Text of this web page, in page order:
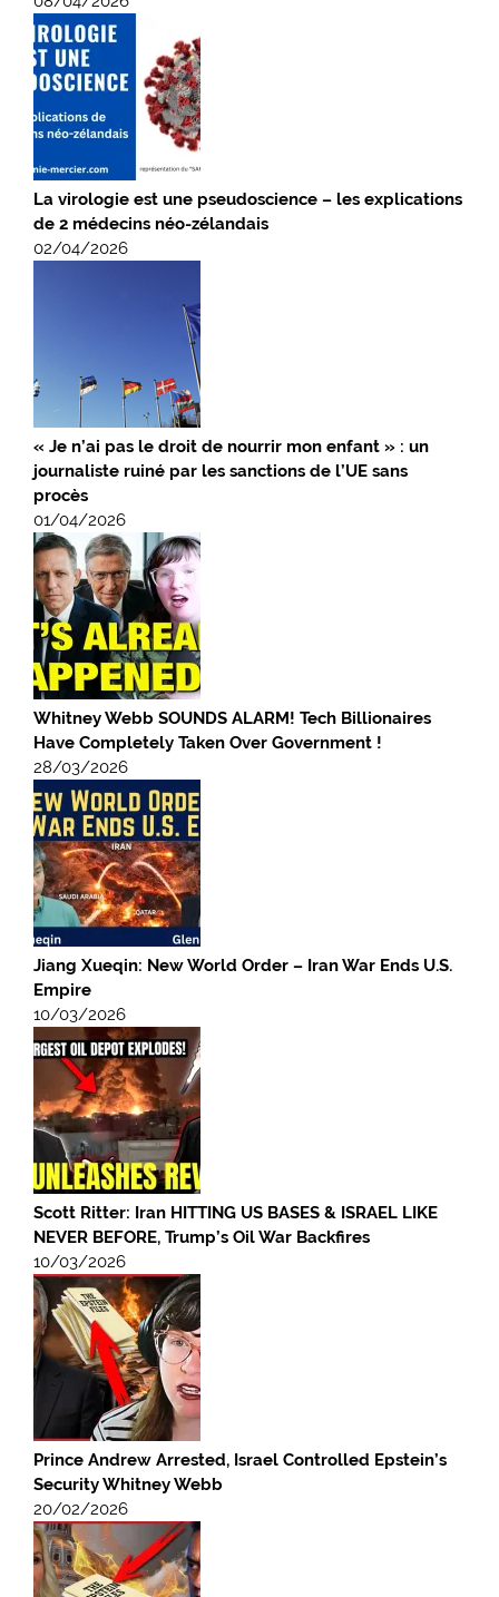
La virologie est une pseudoscience – les explications
de 2 médecins néo-zélandais
02/04/2026
« Je n’ai pas le droit de nourrir mon enfant » : un
journaliste ruiné par les sanctions de l’UE sans
procès
01/04/2026
Whitney Webb SOUNDS ALARM! Tech Billionaires
Have Completely Taken Over Government !
28/03/2026
Jiang Xueqin: New World Order – Iran War Ends U.S.
Empire
10/03/2026
Scott Ritter: Iran HITTING US BASES & ISRAEL LIKE
NEVER BEFORE, Trump’s Oil War Backfires
10/03/2026
Prince Andrew Arrested, Israel Controlled Epstein’s
Security Whitney Webb
20/02/2026